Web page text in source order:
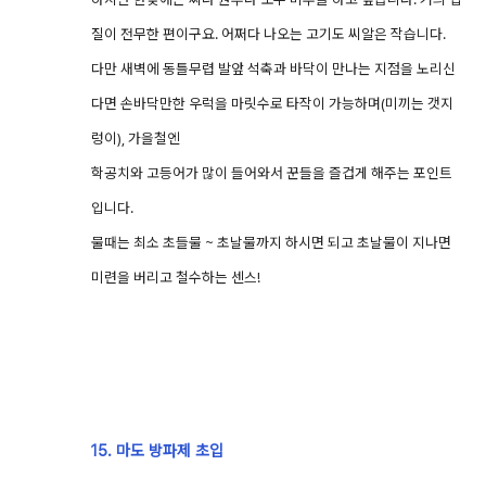
질이 전무한 편이구요. 어쩌다 나오는 고기도 씨알은 작습니다.
다만 새벽에 동틀무렵 발앞 석축과 바닥이 만나는 지점을 노리신
다면 손바닥만한 우럭을 마릿수로 타작이 가능하며(미끼는 갯지
렁이), 가을철엔
학공치와 고등어가 많이 들어와서 꾼들을 즐겁게 해주는 포인트
입니다.
물때는 최소 초들물 ~ 초날물까지 하시면 되고 초날물이 지나면
미련을 버리고 철수하는 센스!
15. 마도 방파제 초입